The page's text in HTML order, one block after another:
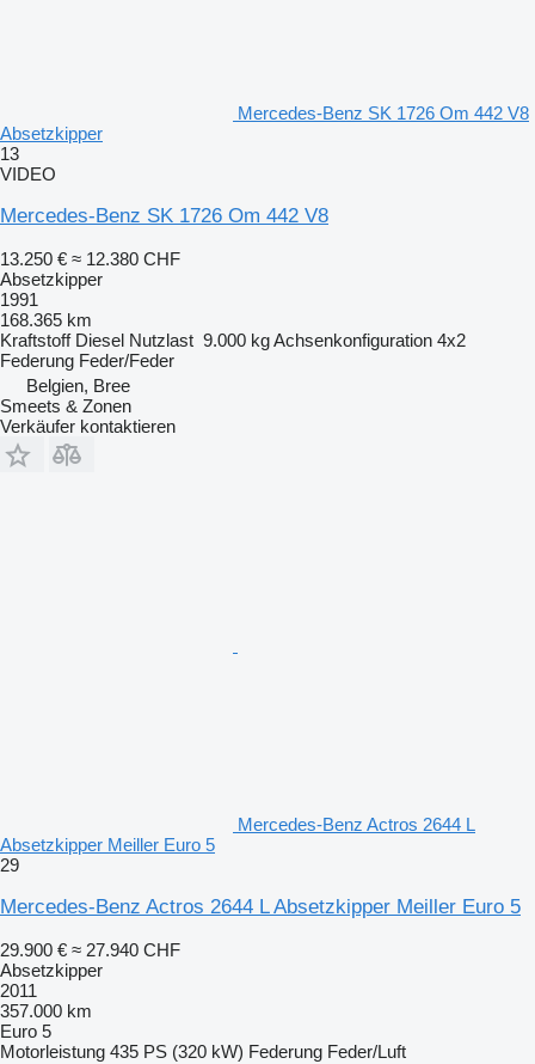
Mercedes-Benz SK 1726 Om 442 V8
Absetzkipper
13
VIDEO
Mercedes-Benz SK 1726 Om 442 V8
13.250 € ≈ 12.380 CHF
Absetzkipper
1991
168.365 km
Kraftstoff Diesel Nutzlast 9.000 kgAchsenkonfiguration 4x2
Federung Feder/Feder
Belgien, Bree
Smeets & Zonen
Verkäufer kontaktieren
Mercedes-Benz Actros 2644 L
Absetzkipper Meiller Euro 5
29
Mercedes-Benz Actros 2644 L Absetzkipper Meiller Euro 5
29.900 € ≈ 27.940 CHF
Absetzkipper
2011
357.000 km
Euro 5
Motorleistung 435 PS (320 kW) Federung Feder/Luft